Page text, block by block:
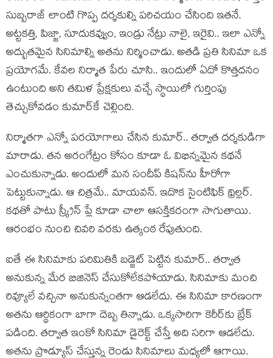
సుబ్బరాజ్ లాంటి గొప్ప దర్శకుల్ని పరిచయం చేసింది ఇతనే.
అట్టకత్తి, పిజ్జా, సూదుకవ్వుం, ఇండ్రు నేట్రు నాలై, ఇరైవి.. ఇలా ఎన్నో
అద్భుతమైన సినిమాల్ని అతను నిర్మించాడు. అతడి ప్రతి సినిమా ఒక
ప్రయోగమే. కేవల నిర్మాత పేరు చూసి.. ఇందులో ఏదో కొత్తదనం
ఉంటుంది అని తమిళ ప్రేక్షకులు వచ్చే స్థాయిలో గుర్తింపు
తెచ్చుకోవడం కుమార్‌కే చెల్లింది.
నిర్మాతగా ఎన్నో పరయోగాలు చేసిన కుమార్.. తర్వాత దర్శకుడిగా
మారాడు. తన అరంగేట్రం కోసం కూడా ఓ విభిన్నమైన కథనే
ఎంచుకున్నాడు. అందులో మన సందీప్ కిషన్‌ను హీరోగా
పెట్టుకున్నాడు. ఆ చిత్రమే.. మాయవన్. ఇదొక సైంటిఫిక్ థ్రిల్లర్.
కథతో పాటు స్క్రీన్ ప్లే కూడా చాలా ఆసక్తికరంగా సాగుతాయి.
ఆరంభం నుంచి చివరి వరకు ఉత్కంఠ రేపుతుంది.
ఐతే ఈ సినిమాకు పరిమితికి బడ్జెట్ పెట్టిన కుమార్.. తర్వాత
అనుకున్న మేర బిజినెస్ చేసుకోలేకపోయాడు. సినిమాకు మంచి
రివ్యూలే వచ్చినా అనుకున్నంతగా ఆడలేదు. ఈ సినిమా కారణంగా
అతను ఆర్థికంగా బాగా దెబ్బ తిన్నాడు. ఒక్కసారిగా కెరీర్‌కు బ్రేక్
పడింది. తర్వాత ఇంకో సినిమా డైరెక్ట్ చేస్తే అది సరిగా ఆడలేదు.
అతను ప్రొడ్యూస్ చేస్తున్న రెండు సినిమాలు మధ్యలో ఆగాయి.